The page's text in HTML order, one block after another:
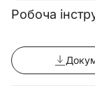
Робоча